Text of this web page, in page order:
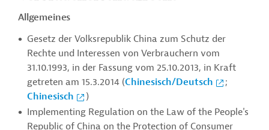
Allgemeines
Gesetz der Volksrepublik China zum Schutz der
Rechte und Interessen von Verbrauchern vom
31.10.1993, in der Fassung vom 25.10.2013, in Kraft
getreten am 15.3.2014 (Chinesisch/Deutsch
;
Chinesisch
)
Implementing Regulation on the Law of the People's
Republic of China on the Protection of Consumer